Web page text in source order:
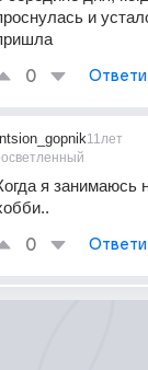
и
0
11лет
я занимаюсь
0